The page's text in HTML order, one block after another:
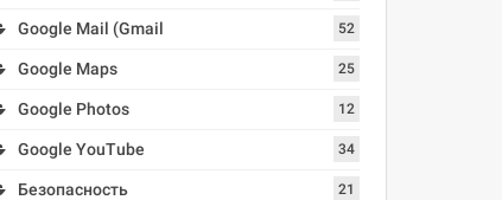
Google Mail (Gmail 52
Google Maps 25
Google Photos 12
Google YouTube 34
Безопасность 21